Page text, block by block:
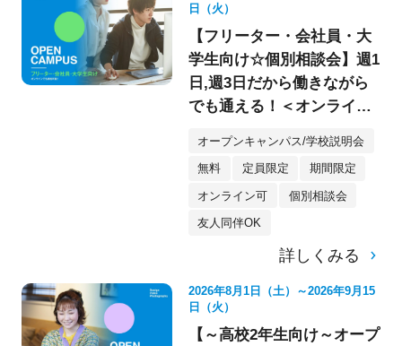
日（火）
【フリーター・会社員・大
学生向け☆個別相談会】週1
日,週3日だから働きながら
でも通える！＜オンライン
オープンキャンパス/学校説明会
無料 定員限定 期間限定
オンライン可 個別相談会
友人同伴OK
詳しくみる
2026年8月1日（土）～2026年9月15
日（火）
【～高校2年生向け～オープ